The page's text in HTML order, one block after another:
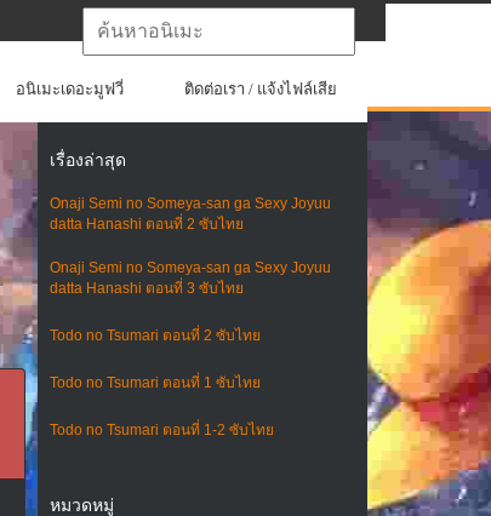
อนิเมะเดอะมูฟวี่ ติดต่อเรา / แจ้งไฟล์เสีย
เรื่องล่าสุด
Onaji Semi no Someya-san ga Sexy Joyuu
datta Hanashi ตอนที่ 2 ซับไทย
Onaji Semi no Someya-san ga Sexy Joyuu
datta Hanashi ตอนที่ 3 ซับไทย
Todo no Tsumari ตอนที่ 2 ซับไทย
Todo no Tsumari ตอนที่ 1 ซับไทย
Todo no Tsumari ตอนที่ 1-2 ซับไทย
หมวดหมู่